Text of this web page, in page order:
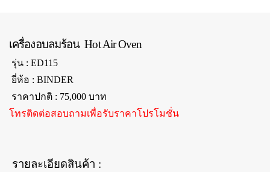
เครื่องอบลมร้อน Hot Air Oven
รุ่น : ED115
ยี่ห้อ : BINDER
ราคาปกติ : 75,000 บาท
โทรติดต่อสอบถามเพื่อรับราคาโปรโมชั่น
รายละเอียดสินค้า :